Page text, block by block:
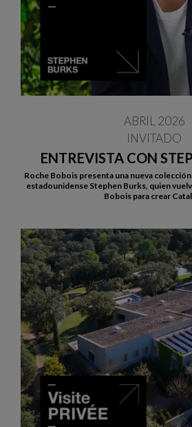
ENTREVISTA CON
ABRIL 2026
INVITADO
Roche Bobois presenta una nueva
estadounidense Stephen Burks, quien
Bobois para crear